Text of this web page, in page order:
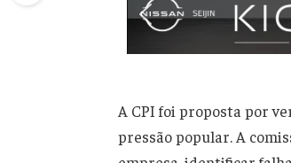
A CPI foi proposta por
pressão popular. A